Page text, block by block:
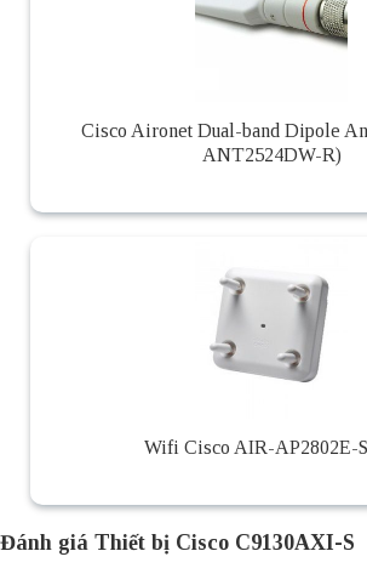
Cisco Aironet Dual-band Dipole
ANT2524DW-R)
Wifi Cisco AIR-AP2802E-
Đánh giá Thiết bị Cisco C9130AXI-S